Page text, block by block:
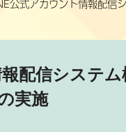
公式アカウント情報配信
配信システ
実施